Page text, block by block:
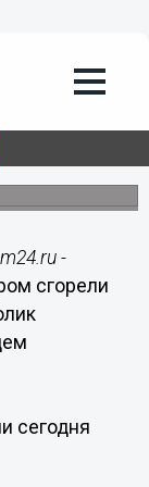
в
-
сгорели
сегодня